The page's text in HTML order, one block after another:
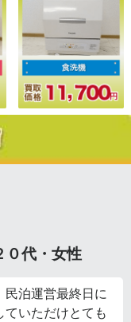
０代・女性
泊運営最終日に
いただけとても